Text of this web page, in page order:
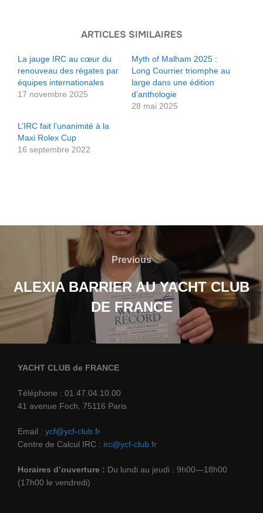
ARTICLES SIMILAIRES
La jauge IRC au cœur du
renouveau des régates par
équipes internationales
17 novembre 2025
Myth of Malham 2025 :
Long Courrier triomphe au
large dans une édition
d’anthologie
28 mai 2025
L’IRC fait l’unanimité à la
Maxi Rolex Cup
16 septembre 2022
Navigation
Previous
Previous
ALEXIA BARRIER AU YACHT CLUB
DE FRANCE
YACHT CLUB de FRANCE
Téléphone : 01.47.04.10.00
41 avenue Foch, 75116 Paris
Email : ycf@ycf-club.fr
Centre de Calcul IRC : irc@ycf-club.fr
Horaires d’ouverture : Du lundi au jeudi : 9h00—18h00
(17h00 le vendredi)